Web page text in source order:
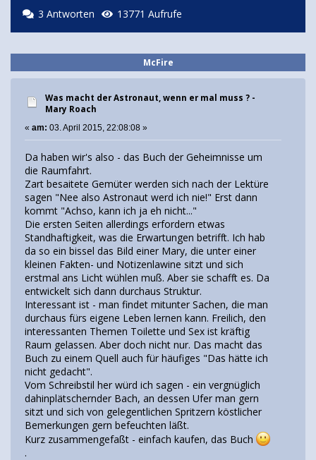
3 Antworten 13771 Aufrufe
McFire
Was macht der Astronaut, wenn er mal muss ? -
Mary Roach
« am: 03. April 2015, 22:08:08 »
Da haben wir's also - das Buch der Geheimnisse um
die Raumfahrt.
Zart besaitete Gemüter werden sich nach der Lektüre
sagen "Nee also Astronaut werd ich nie!" Erst dann
kommt "Achso, kann ich ja eh nicht..."
Die ersten Seiten allerdings erfordern etwas
Standhaftigkeit, was die Erwartungen betrifft. Ich hab
da so ein bissel das Bild einer Mary, die unter einer
kleinen Fakten- und Notizenlawine sitzt und sich
erstmal ans Licht wühlen muß. Aber sie schafft es. Da
entwickelt sich dann durchaus Struktur.
Interessant ist - man findet mitunter Sachen, die man
durchaus fürs eigene Leben lernen kann. Freilich, den
interessanten Themen Toilette und Sex ist kräftig
Raum gelassen. Aber doch nicht nur. Das macht das
Buch zu einem Quell auch für häufiges "Das hätte ich
nicht gedacht".
Vom Schreibstil her würd ich sagen - ein vergnüglich
dahinplätschernder Bach, an dessen Ufer man gern
sitzt und sich von gelegentlichen Spritzern köstlicher
Bemerkungen gern befeuchten läßt.
Kurz zusammengefaßt - einfach kaufen, das Buch
.